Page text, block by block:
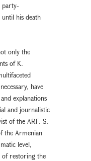
party-
his death
only the
of K.
have
explanations
and journalistic
of the ARF. S.
the Armenian
level,
of restoring the